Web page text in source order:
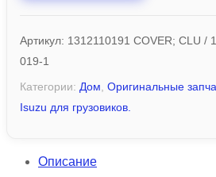
Артикул: 1312110191 COVER; CLU /
019-1
Категории: Дом Оригинальные
Isuzu для грузовиков.
Описание